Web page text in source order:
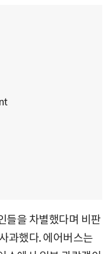
들을 차별했다며 비판
과했다. 에어버스는